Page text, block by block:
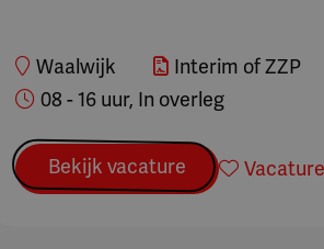
De mogelijkheid om fiscaal
lidmaatschap van een
Overige arbeidsvoorwaarden zijn
Hoe ziet de procedure
Waalwijk
Interim of ZZP
08 - 16 uur, In overleg
Bekijk vacature